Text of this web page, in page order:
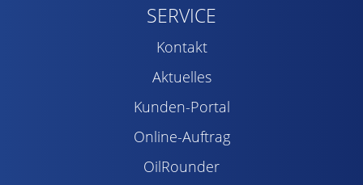
SERVICE
Kontakt
Aktuelles
Kunden-Portal
Online-Auftrag
OilRounder